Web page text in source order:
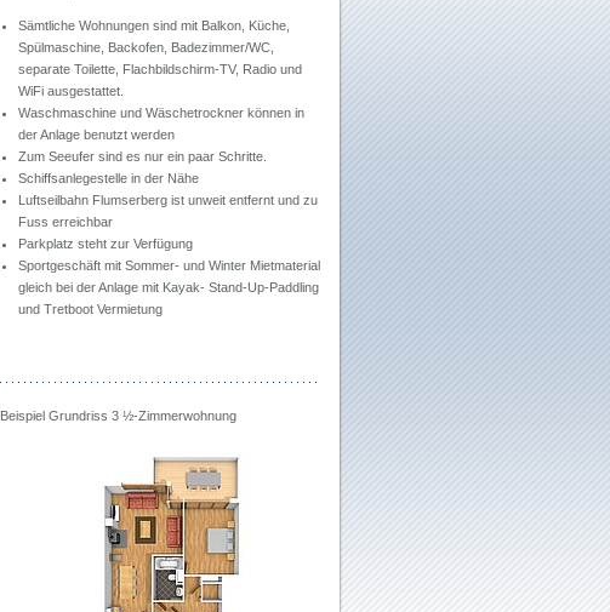
Sämtliche Wohnungen sind mit Balkon, Küche,
Spülmaschine, Backofen, Badezimmer/WC,
separate Toilette, Flachbildschirm-TV, Radio und
WiFi ausgestattet.
Waschmaschine und Wäschetrockner können in
der Anlage benutzt werden
Zum Seeufer sind es nur ein paar Schritte.
Schiffsanlegestelle in der Nähe
Luftseilbahn Flumserberg ist unweit entfernt und zu
Fuss erreichbar
Parkplatz steht zur Verfügung
Sportgeschäft mit Sommer- und Winter Mietmaterial
gleich bei der Anlage mit Kayak- Stand-Up-Paddling
und Tretboot Vermietung
Beispiel Grundriss 3 ½-Zimmerwohnung